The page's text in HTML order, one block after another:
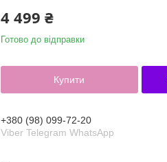
4 499 ₴
Готово до відправки
Купити
+380 (98) 099-72-20
Viber Telegram WhatsApp